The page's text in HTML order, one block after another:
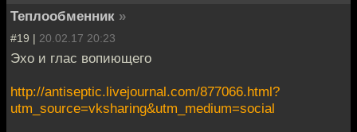
Теплообменник »
#19 | 20.02.17 20:23
Эхо и глас вопиющего
http://antiseptic.livejournal.com/877066.html?
utm_source=vksharing&utm_medium=social